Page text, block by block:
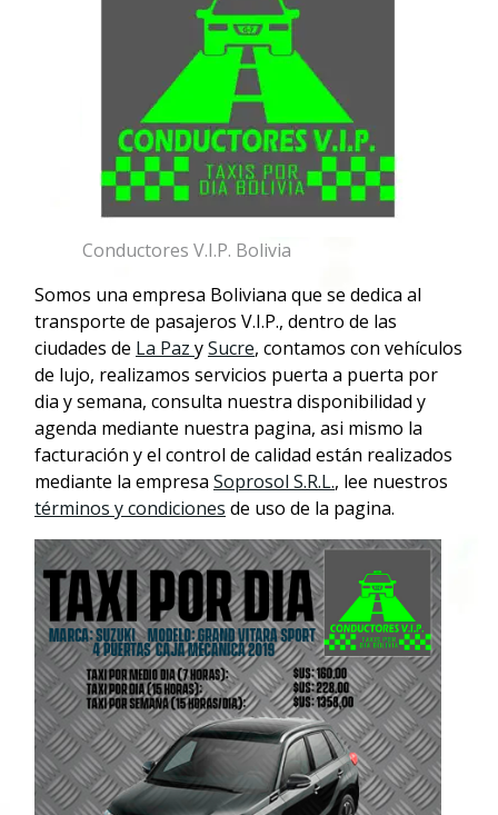
Conductores V.I.P. Bolivia
Somos una empresa Boliviana que se dedica al
transporte de pasajeros V.I.P., dentro de las
ciudades de La Paz ySucre, contamos con vehículos
de lujo, realizamos servicios puerta a puerta por
dia y semana, consulta nuestra disponibilidad y
agenda mediante nuestra pagina, asi mismo la
facturación y el control de calidad están realizados
mediante la empresa Soprosol S.R.L., lee nuestros
términos y condiciones de uso de la pagina.